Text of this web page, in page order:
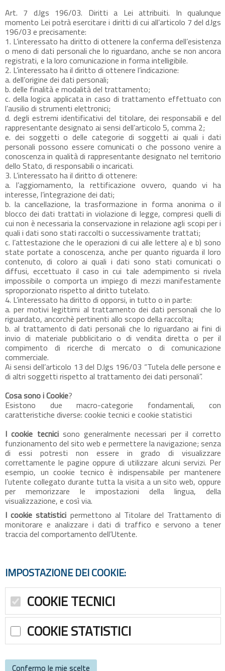
Art. 7 d.lgs 196/03. Diritti a Lei attribuiti. In qualunque
momento Lei potrà esercitare i diritti di cui all’articolo 7 del d.lgs
196/03 e precisamente:
1. L’interessato ha diritto di ottenere la conferma dell’esistenza
o meno di dati personali che lo riguardano, anche se non ancora
registrati, e la loro comunicazione in forma intelligibile.
2. L’interessato ha il diritto di ottenere l’indicazione:
a. dell’origine dei dati personali;
b. delle finalità e modalità del trattamento;
c. della logica applicata in caso di trattamento effettuato con
l’ausilio di strumenti elettronici;
d. degli estremi identificativi del titolare, dei responsabili e del
rappresentante designato ai sensi dell’articolo 5, comma 2;
e. dei soggetti o delle categorie di soggetti ai quali i dati
personali possono essere comunicati o che possono venire a
conoscenza in qualità di rappresentante designato nel territorio
dello Stato, di responsabili o incaricati.
3. L’interessato ha il diritto di ottenere:
a. l’aggiornamento, la rettificazione ovvero, quando vi ha
interesse, l’integrazione dei dati;
b. la cancellazione, la trasformazione in forma anonima o il
blocco dei dati trattati in violazione di legge, compresi quelli di
cui non è necessaria la conservazione in relazione agli scopi per i
quali i dati sono stati raccolti o successivamente trattati;
c. l’attestazione che le operazioni di cui alle lettere a) e b) sono
state portate a conoscenza, anche per quanto riguarda il loro
contenuto, di coloro ai quali i dati sono stati comunicati o
diffusi, eccettuato il caso in cui tale adempimento si rivela
impossibile o comporta un impiego di mezzi manifestamente
sproporzionato rispetto al diritto tutelato.
4. L’interessato ha diritto di opporsi, in tutto o in parte:
a. per motivi legittimi al trattamento dei dati personali che lo
riguardato, ancorchè pertinenti allo scopo della raccolta;
b. al trattamento di dati personali che lo riguardano ai fini di
invio di materiale pubblicitario o di vendita diretta o per il
compimento di ricerche di mercato o di comunicazione
commerciale.
Ai sensi dell’articolo 13 del D.lgs 196/03 “Tutela delle persone e
di altri soggetti rispetto al trattamento dei dati personali”.
Cosa sono i Cookie?
Esistono due macro-categorie fondamentali, con
caratteristiche diverse: cookie tecnici e cookie statistici
I cookie tecnicisono generalmente necessari per il corretto
funzionamento del sito web e permettere la navigazione; senza
di essi potresti non essere in grado di visualizzare
correttamente le pagine oppure di utilizzare alcuni servizi. Per
esempio, un cookie tecnico è indispensabile per mantenere
l’utente collegato durante tutta la visita a un sito web, oppure
per memorizzare le impostazioni della lingua, della
visualizzazione, e così via.
I cookie statistici permettono al Titolare del Trattamento di
monitorare e analizzare i dati di traffico e servono a tener
traccia del comportamento dell’Utente.
IMPOSTAZIONE DEI COOKIE:
COOKIE TECNICI
Cookie tecnici che non richiedono consenso:
Vengono usati i seguenti cookie relativi ad attività strettamente
necessarie al funzionamento del sito e all'erogazione del servizio:
Nome: idUtenteProvv
Permanenza: 90 giorni
Tipologia: Prima parte / tecnico / sessione
COOKIE STATISTICI
Trattamento di monitorare e analizzare i dati di traffico e servono a
tener traccia del comportamento dell’Utente.
Confermo le mie scelte